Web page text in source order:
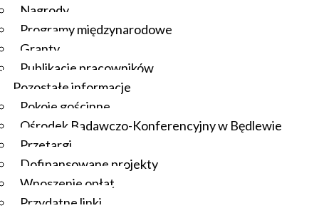
Nagrody
Programy międzynarodowe
Granty
Publikacje pracowników
Pozostałe informacje
Pokoje gościnne
Ośrodek Badawczo-Konferencyjny w Będlewie
Przetargi
Dofinansowane projekty
Wnoszenie opłat
Przydatne linki